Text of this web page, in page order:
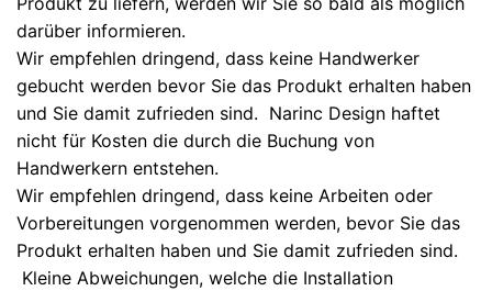
darüber informieren.
Wir empfehlen dringend, dass keine Handwerker
gebucht werden bevor Sie das Produkt erhalten haben
und Sie damit zufrieden sind. Narinc Design haftet
nicht für Kosten die durch die Buchung von
Handwerkern entstehen.
Wir empfehlen dringend, dass keine Arbeiten oder
Vorbereitungen vorgenommen werden, bevor Sie das
Produkt erhalten haben und Sie damit zufrieden sind.
Kleine Abweichungen, welche die Installation